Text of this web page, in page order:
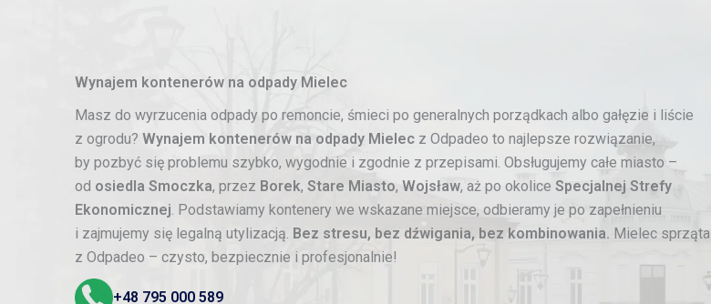
Wynajem kontenerów na odpady Mielec
Masz do wyrzucenia odpady po remoncie, śmieci po generalnych porządkach albo gałęzie i liście
z ogrodu? Wynajem kontenerów na odpady Mielec z Odpadeo to najlepsze rozwiązanie,
by pozbyć się problemu szybko, wygodnie i zgodnie z przepisami. Obsługujemy całe miasto –
od osiedla Smoczka, przez Borek, Stare Miasto, Wojsław, aż po okolice Specjalnej Strefy
Ekonomicznej. Podstawiamy kontenery we wskazane miejsce, odbieramy je po zapełnieniu
i zajmujemy się legalną utylizacją. Bez stresu, bez dźwigania, bez kombinowania. Mielec sprząta
z Odpadeo – czysto, bezpiecznie i profesjonalnie!
+48 795 000 589